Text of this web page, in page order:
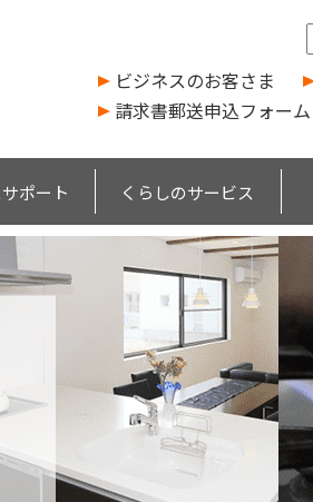
ビジネスのお客さま
請求書郵送申込フォーム
ポート くらしのサービス